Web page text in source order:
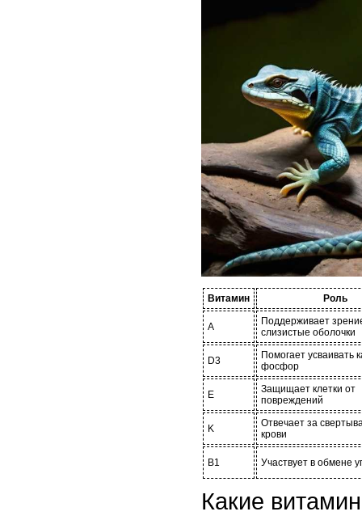
Витамин Роль
A
Поддерживает
слизистые оболочки
D3
Помогает усваивать
фосфор
E
Защищает клетки от
повреждений
K
Отвечает за
крови
B1 Участвует в обмене
Какие